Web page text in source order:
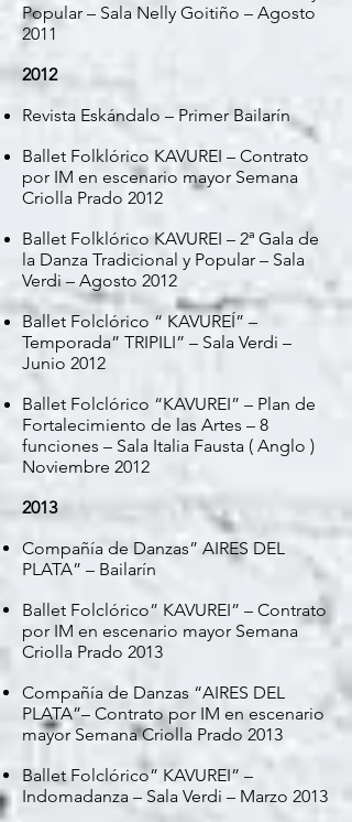
Popular – Sala Nelly Goitiño – Agosto
2011
2012
Revista Eskándalo – Primer Bailarín
Ballet Folklórico KAVUREI – Contrato
por IM en escenario mayor Semana
Criolla Prado 2012
Ballet Folklórico KAVUREI – 2ª Gala de
la Danza Tradicional y Popular – Sala
Verdi – Agosto 2012
Ballet Folclórico “ KAVUREÍ” –
Temporada” TRIPILI” – Sala Verdi –
Junio 2012
Ballet Folclórico “KAVUREI” – Plan de
Fortalecimiento de las Artes – 8
funciones – Sala Italia Fausta ( Anglo )
Noviembre 2012
2013
Compañía de Danzas” AIRES DEL
PLATA” – Bailarín
Ballet Folclórico” KAVUREI” – Contrato
por IM en escenario mayor Semana
Criolla Prado 2013
Compañía de Danzas “AIRES DEL
PLATA”– Contrato por IM en escenario
mayor Semana Criolla Prado 2013
Ballet Folclórico” KAVUREI” –
Indomadanza – Sala Verdi – Marzo 2013